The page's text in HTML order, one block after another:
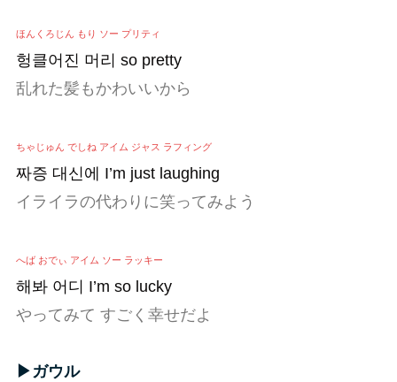
ほんくろじん もり ソー プリティ
헝클어진 머리 so pretty
乱れた髪もかわいいから
ちゃじゅん でしね アイム ジャス ラフィング
짜증 대신에 I’m just laughing
イライラの代わりに笑ってみよう
へば おでぃ アイム ソー ラッキー
해봐 어디 I’m so lucky
やってみて すごく幸せだよ
▶ガウル